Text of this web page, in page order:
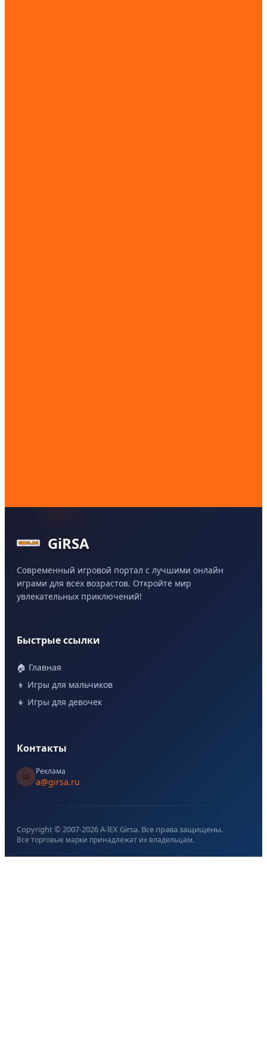
GiRSA
Современный игровой портал с лучшими онлайн
играми для всех возрастов. Откройте мир
увлекательных приключений!
Быстрые ссылки
🏠 Главная
👦 Игры для мальчиков
👧 Игры для девочек
Контакты
📧
Реклама
a@girsa.ru
Copyright © 2007-2026A-lEX Girsa. Все права защищены.
Все торговые марки принадлежат их владельцам.